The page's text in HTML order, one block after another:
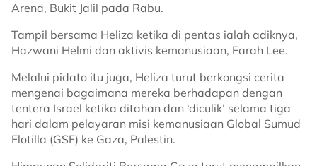
Arena, Bukit Jalil pada Rabu.
Tampil bersama Heliza ketika di pentas ialah adiknya,
Hazwani Helmi dan aktivis kemanusiaan, Farah Lee.
Melalui pidato itu juga, Heliza turut berkongsi cerita
mengenai bagaimana mereka berhadapan dengan
tentera Israel ketika ditahan dan ‘diculik’ selama tiga
hari dalam pelayaran misi kemanusiaan Global Sumud
Flotilla (GSF) ke Gaza, Palestin.